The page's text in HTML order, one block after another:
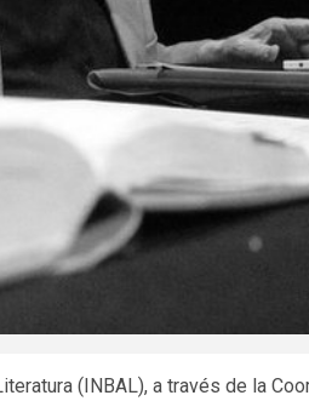
(INBAL), a través de la